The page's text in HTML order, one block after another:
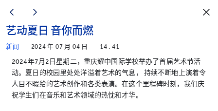
艺动夏日 音你而燃
新闻 2024 年 07 月 04 日 14 : 41
2024年7月2日星期二，重庆耀中国际学校举办了首届艺术节活
动。夏日的校园里处处洋溢着艺术的气息， 持续不断地上演着令
人目不暇给的艺术创作和各类表演。在这个里程碑时刻，我们庆
祝学生们在音乐和艺术领域的热忱和才华。